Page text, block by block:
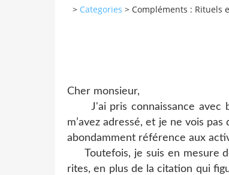
> Categories > Compléments : Rituels
Cher monsieur,
J'ai pris connaissance avec
m’avez adressé, et je ne vois
abondamment référence aux
Toutefois, je suis en mesure
rites, en plus de la citation qui